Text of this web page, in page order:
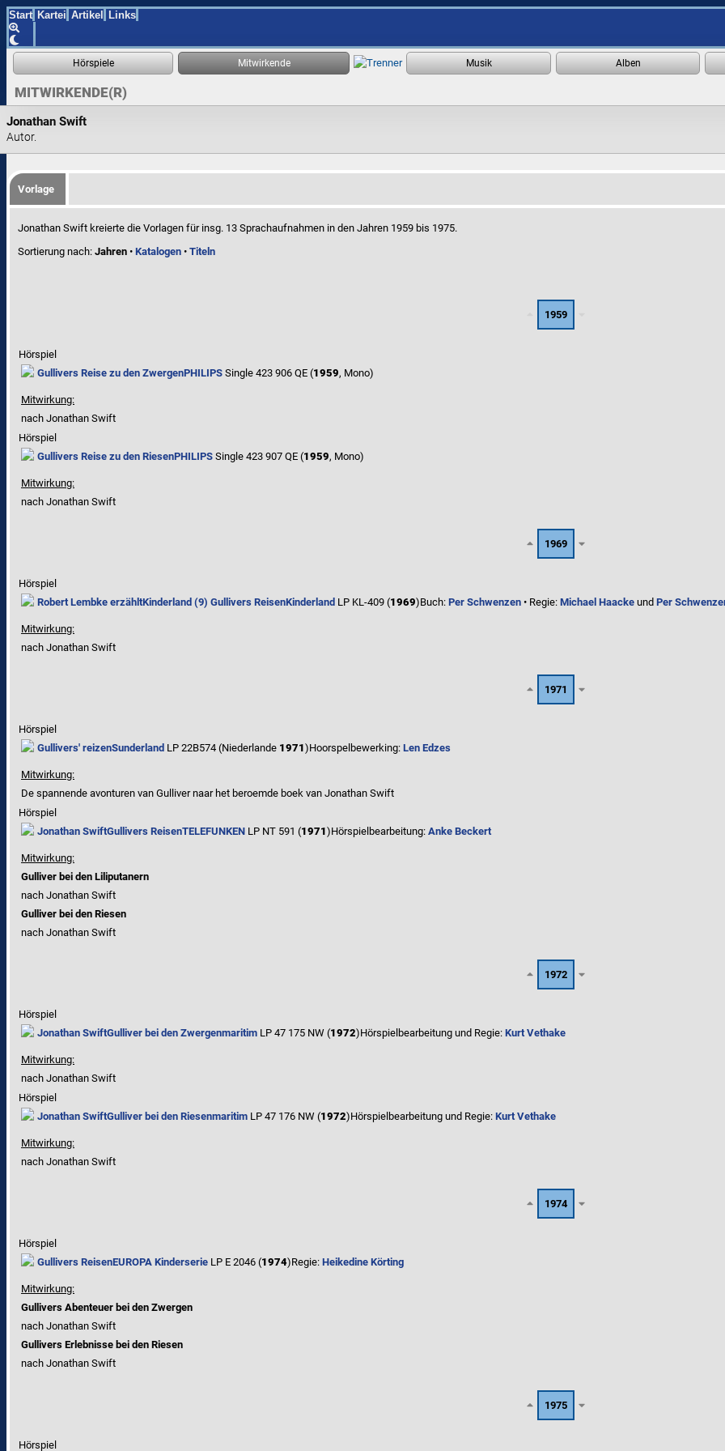
Start Kartei Artikel Links
MITWIRKENDE(R)
Jonathan Swift
Autor.
Vorlage
Jonathan Swift kreierte die Vorlagen für insg. 13 Sprachaufnahmen in den Jahren 1959 bis 1975.
Sortierung nach: Jahren • Katalogen • Titeln
1959
Hörspiel
Gullivers Reise zu den ZwergenPHILIPS Single 423 906 QE (1959, Mono)
Mitwirkung:
nach Jonathan Swift
Hörspiel
Gullivers Reise zu den RiesenPHILIPS Single 423 907 QE (1959, Mono)
Mitwirkung:
nach Jonathan Swift
1969
Hörspiel
Robert Lembke erzähltKinderland (9) Gullivers ReisenKinderland LP KL-409 (1969)Buch: Per Schwenzen • Regie: Michael Haacke und Per
Mitwirkung:
nach Jonathan Swift
1971
Hörspiel
Gullivers' reizenSunderland LP 22B574 (Niederlande 1971)Hoorspelbewerking: Len Edzes
Mitwirkung:
De spannende avonturen van Gulliver naar het beroemde boek van Jonathan Swift
Hörspiel
Jonathan SwiftGullivers ReisenTELEFUNKEN LP NT 591 (1971)Hörspielbearbeitung: Anke Beckert
Mitwirkung:
Gulliver bei den Liliputanern
nach Jonathan Swift
Gulliver bei den Riesen
nach Jonathan Swift
1972
Hörspiel
Jonathan SwiftGulliver bei den Zwergenmaritim LP 47 175 NW (1972)Hörspielbearbeitung und Regie: Kurt Vethake
Mitwirkung:
nach Jonathan Swift
Hörspiel
Jonathan SwiftGulliver bei den Riesenmaritim LP 47 176 NW (1972)Hörspielbearbeitung und Regie: Kurt Vethake
Mitwirkung:
nach Jonathan Swift
1974
Hörspiel
Gullivers ReisenEUROPA Kinderserie LP E 2046 (1974)Regie: Heikedine Körting
Mitwirkung:
Gullivers Abenteuer bei den Zwergen
nach Jonathan Swift
Gullivers Erlebnisse bei den Riesen
nach Jonathan Swift
1975
Hörspiel